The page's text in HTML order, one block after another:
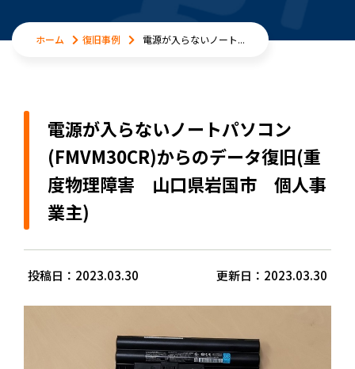
ホーム 復旧事例 電源が入らないノート...
電源が入らないノートパソコン
(FMVM30CR)からのデータ復旧(重
度物理障害 山口県岩国市 個人事
業主)
投稿日：2023.03.30 更新日：2023.03.30